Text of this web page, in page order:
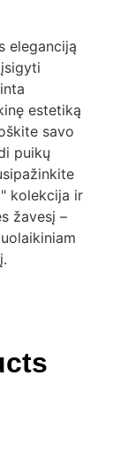
eleganciją
estetiką
savo
puikų
kolekcija ir
žavesį –